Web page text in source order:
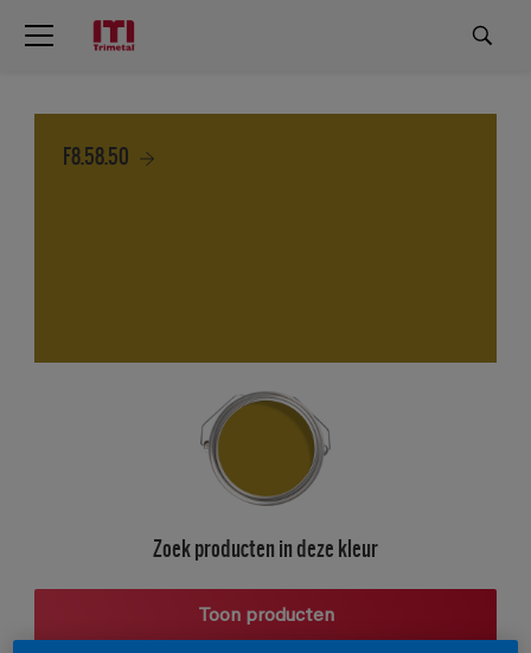
F8.58.50
Zoek producten in deze kleur
Toon producten